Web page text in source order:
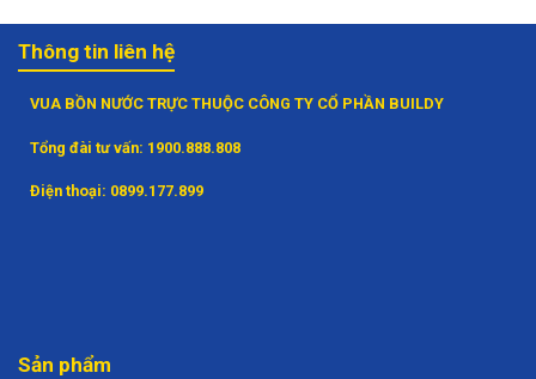
Thông tin liên hệ
VUA BỒN NƯỚC TRỰC THUỘC CÔNG TY CỔ PHẦN BUILDY
Tổng đài tư vấn: 1900.888.808
Điện thoại: 0899.177.899
Sản phẩm